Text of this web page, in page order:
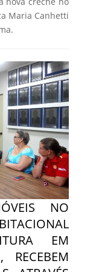
Maria Canhetti
NO
EM
RECEBEM